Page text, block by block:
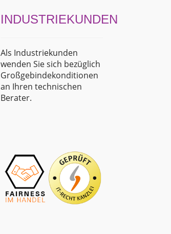
INDUSTRIEKUNDEN
Als Industriekunden
wenden Sie sich bezüglich
Großgebindekonditionen
an Ihren technischen
Berater.